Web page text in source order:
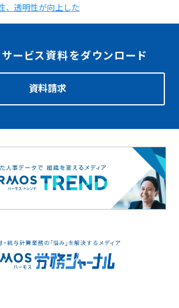
、透明性が向上した
ービス資料をダウンロード
資料請求